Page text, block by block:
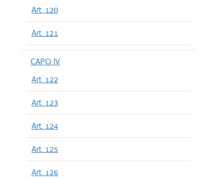
Art. 120
Art. 121
CAPO IV
Art. 122
Art. 123
Art. 124
Art. 125
Art. 126